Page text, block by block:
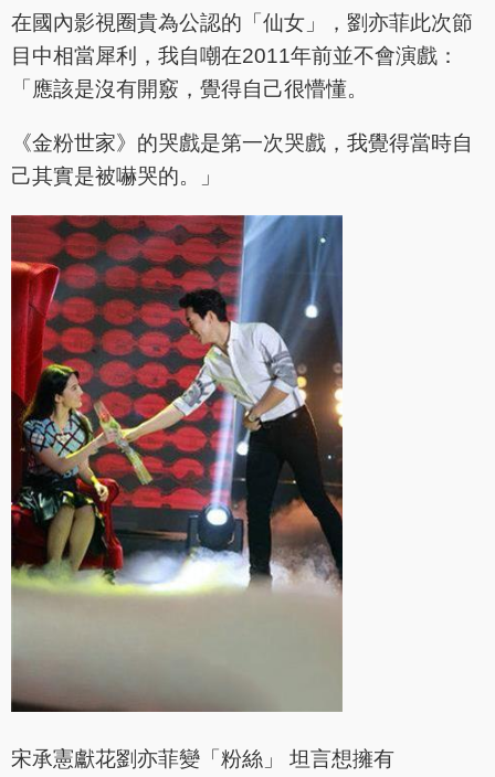
在國內影視圈貴為公認的「仙女」，劉亦菲此次節
目中相當犀利，我自嘲在2011年前並不會演戲：
「應該是沒有開竅，覺得自己很懵懂。
《金粉世家》的哭戲是第一次哭戲，我覺得當時自
己其實是被嚇哭的。」
宋承憲獻花劉亦菲變「粉絲」 坦言想擁有